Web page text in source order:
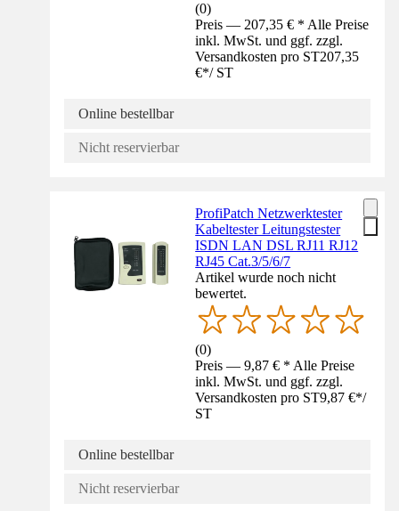
(0)
Preis — 207,35 € * Alle Preise
inkl. MwSt. und ggf. zzgl.
Versandkosten pro ST207,35
€*/ ST
Online bestellbar
Nicht reservierbar
ProfiPatch Netzwerktester
Kabeltester Leitungstester
ISDN LAN DSL RJ11 RJ12
RJ45 Cat.3/5/6/7
Artikel wurde noch nicht
bewertet.
(0)
Preis — 9,87 € * Alle Preise
inkl. MwSt. und ggf. zzgl.
Versandkosten pro ST9,87 €*/
ST
Online bestellbar
Nicht reservierbar